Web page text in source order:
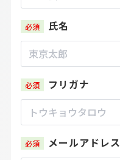
氏名
フリガナ
メールアドレス